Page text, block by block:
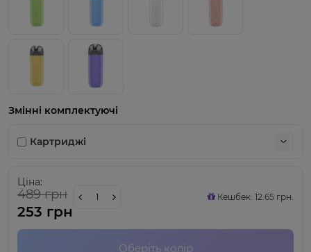
Змінні комплектуючі
Картриджі
Ціна:
489 грн
253 грн
Кешбек: 12.65 грн.
Оберіть колір